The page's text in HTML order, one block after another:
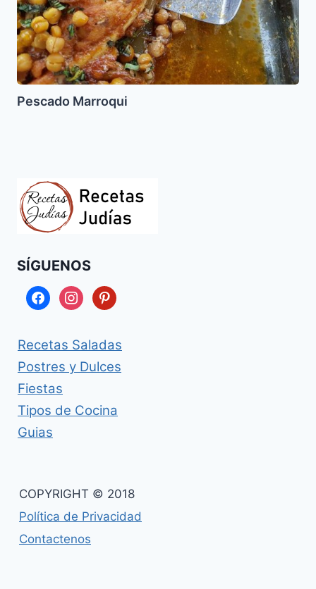
Pescado Marroqui
SÍGUENOS
facebookinstagrampinterest
Recetas Saladas
Postres y Dulces
Fiestas
Tipos de Cocina
Guias
COPYRIGHT © 2018
Política de Privacidad
Contactenos